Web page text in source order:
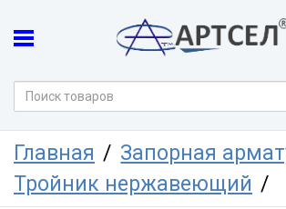
Главная
Запорная
Тройник нержавеющий